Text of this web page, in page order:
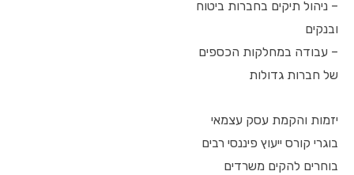
– ניהול תיקים בחברות ביטוח
ובנקים
– עבודה במחלקות הכספים
של חברות גדולות
יזמות והקמת עסק עצמאי
בוגרי קורס ייעוץ פיננסי רבים
בוחרים להקים משרדים